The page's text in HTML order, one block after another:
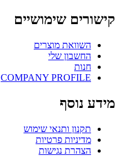
קישורים שימושיים
השוואת מוצרים
החשבון שלי
חנות
COMPANY PROFILE
מידע נוסף
תקנון ותנאי שימוש
מדיניות פרטיות
הצהרת נגישות